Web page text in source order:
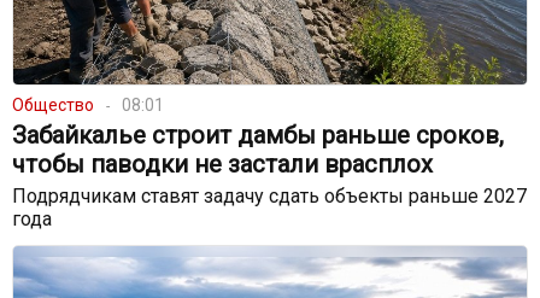
Общество 08:01
Забайкалье строит дамбы раньше сроков,
чтобы паводки не застали врасплох
Подрядчикам ставят задачу сдать объекты раньше 2027
года